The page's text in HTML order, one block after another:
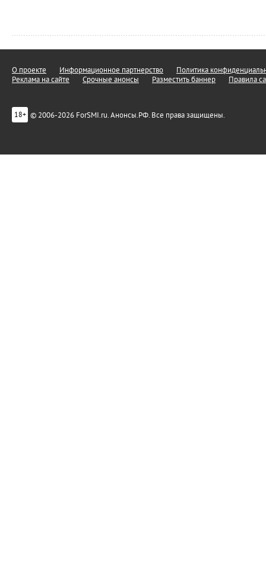
О проекте Информационное партнерство
Политика
Реклама на сайте
Срочные анонсы Разместить баннер Правила
18+ © 2006-2026 ForSMI.ru. Анонсы.РФ. Все права защищены.